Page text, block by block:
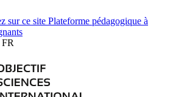
sur ce site Plateforme pédagogique à